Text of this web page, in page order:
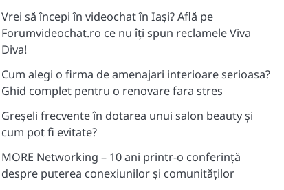
Vrei să începi în videochat în Iași? Află pe
Forumvideochat.ro ce nu îți spun reclamele Viva
Diva!
Cum alegi o firma de amenajari interioare serioasa?
Ghid complet pentru o renovare fara stres
Greșeli frecvente în dotarea unui salon beauty și
cum pot fi evitate?
MORE Networking – 10 ani printr-o conferință
despre puterea conexiunilor și comunităților